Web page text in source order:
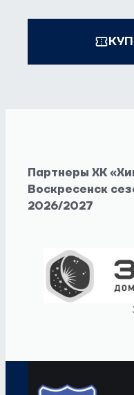
Партнеры ХК
Воскресенск
2026/2027